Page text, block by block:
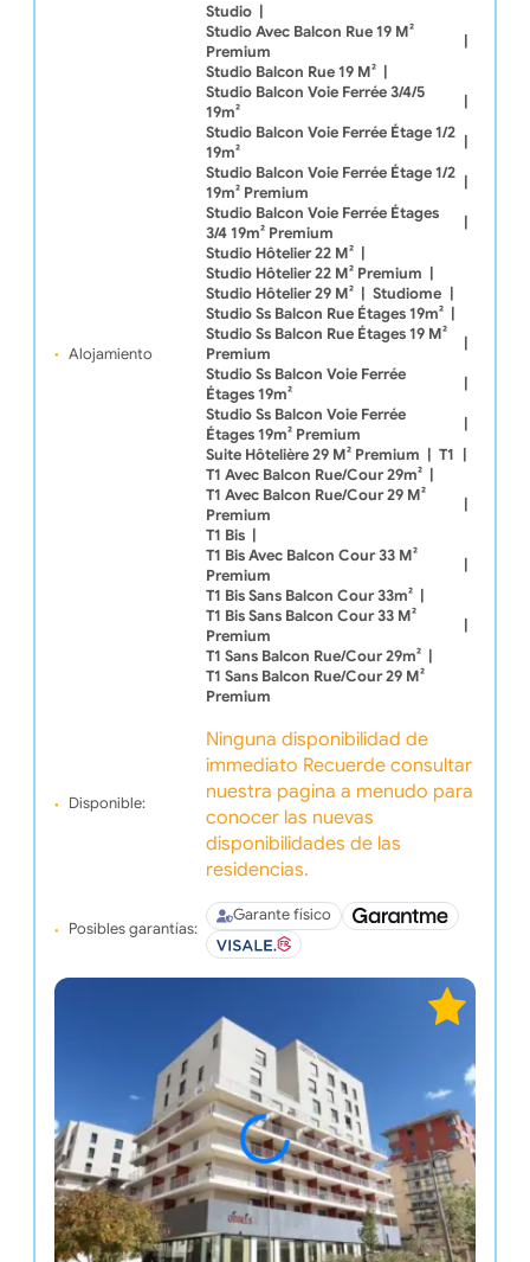
Alojamiento
Studio
Studio Avec Balcon Rue 19 M²
Premium
Studio Balcon Rue 19 M²
Studio Balcon Voie Ferrée 3/4/5
19m²
Studio Balcon Voie Ferrée Étage 1/2
19m²
Studio Balcon Voie Ferrée Étage 1/2
19m² Premium
Studio Balcon Voie Ferrée Étages
3/4 19m² Premium
Studio Hôtelier 22 M²
Studio Hôtelier 22 M² Premium
Studio Hôtelier 29 M²
Studiome
Studio Ss Balcon Rue Étages 19m²
Studio Ss Balcon Rue Étages 19 M²
Premium
Studio Ss Balcon Voie Ferrée
Étages 19m²
Studio Ss Balcon Voie Ferrée
Étages 19m² Premium
Suite Hôtelière 29 M² Premium
T1
T1 Avec Balcon Rue/cour 29m²
T1 Avec Balcon Rue/cour 29 M²
Premium
T1 Bis
T1 Bis Avec Balcon Cour 33 M²
Premium
T1 Bis Sans Balcon Cour 33m²
T1 Bis Sans Balcon Cour 33 M²
Premium
T1 Sans Balcon Rue/cour 29m²
T1 Sans Balcon Rue/cour 29 M²
Premium
Disponible:
Ninguna disponibilidad de
immediato Recuerde consultar
nuestra pagina a menudo para
conocer las nuevas
disponibilidades de las
residencias.
Posibles garantías:
Garante físico